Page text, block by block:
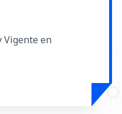
Vigente en